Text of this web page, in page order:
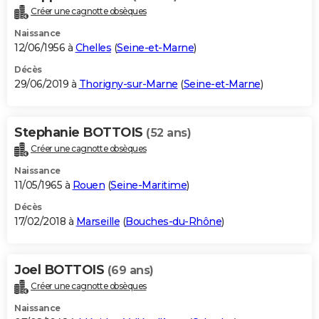
Créer une cagnotte obsèques
Naissance
12/06/1956 à Chelles (Seine-et-Marne)
Décès
29/06/2019 à Thorigny-sur-Marne (Seine-et-Marne)
Stephanie BOTTOIS (52 ans)
Créer une cagnotte obsèques
Naissance
11/05/1965 à Rouen (Seine-Maritime)
Décès
17/02/2018 à Marseille (Bouches-du-Rhône)
Joel BOTTOIS (69 ans)
Créer une cagnotte obsèques
Naissance